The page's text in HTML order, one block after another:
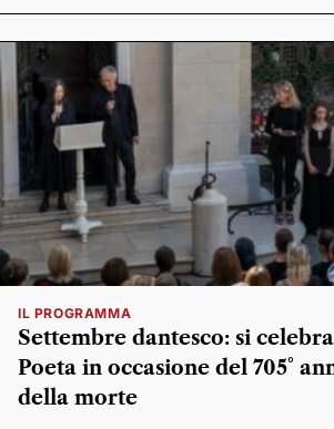
IL PROGRAMMA
Settembre dantesco: si
Poeta in occasione del 705°
della morte